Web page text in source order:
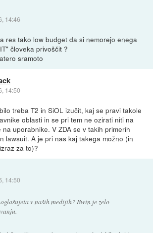
14:46
res tako low budget da si nemorejo enega
človeka privoščit ?
sramoto
14:50
treba T2 in SiOL izučit, kaj se pravi takole
oblasti in se pri tem ne ozirati niti na
uporabnike. V ZDA se v takih primerih
lawsuit. A je pri nas kaj takega možno (in
za to)?
14:50
v naših medijih? Bwin je zelo